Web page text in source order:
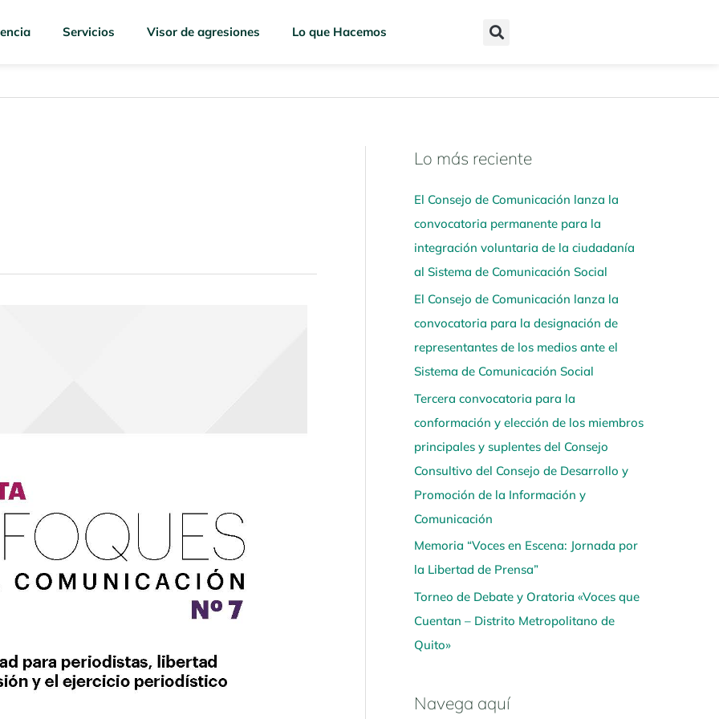
Servicios Visor de agresiones Lo que Hacemos
Lo más reciente
El Consejo de Comunicación lanza la
convocatoria permanente para la
integración voluntaria de la ciudadanía
al Sistema de Comunicación Social
El Consejo de Comunicación lanza la
convocatoria para la designación de
representantes de los medios ante el
Sistema de Comunicación Social
Tercera convocatoria para la
conformación y elección de los miembros
principales y suplentes del Consejo
Consultivo del Consejo de Desarrollo y
Promoción de la Información y
Comunicación
Memoria “Voces en Escena: Jornada por
la Libertad de Prensa”
Torneo de Debate y Oratoria «Voces que
Cuentan – Distrito Metropolitano de
Quito»
Navega aquí
N
v
e
g
a
a
q
u
í